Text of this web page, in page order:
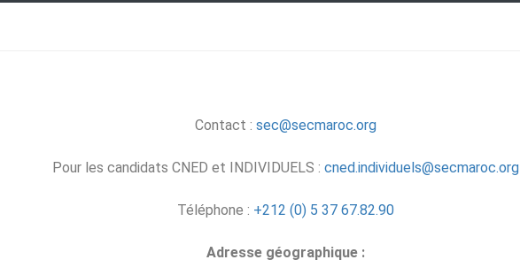
Contact : sec@secmaroc.org
Pour les candidats CNED et INDIVIDUELS : cned.individuels@secmaroc.org
Téléphone : +212 (0) 5 37 67.82.90
Adresse géographique :